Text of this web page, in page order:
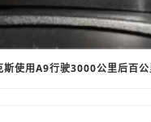
斯使用A9行驶3000公里后百